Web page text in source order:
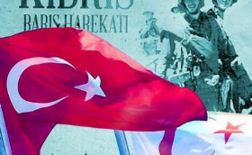
Resmi İlanlar
Söyleşi
Foto Şaka